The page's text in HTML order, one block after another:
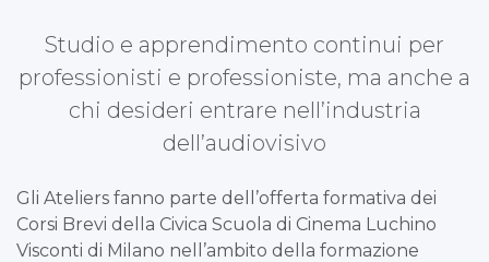
Studio e apprendimento continui per
professionisti e professioniste, ma anche a
chi desideri entrare nell’industria
dell’audiovisivo
Gli Ateliers fanno parte dell’offerta formativa dei
Corsi Brevi della Civica Scuola di Cinema Luchino
Visconti di Milano nell’ambito della formazione